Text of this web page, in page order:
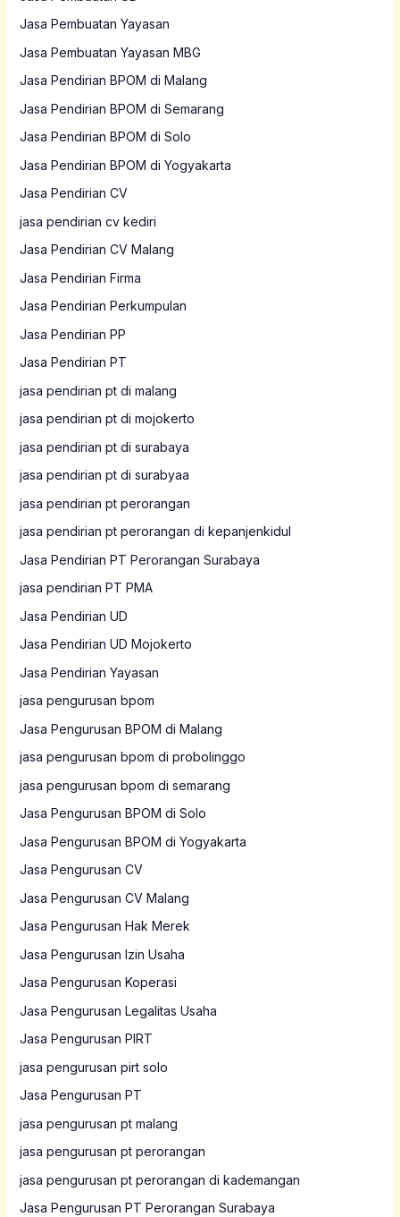
Jasa Pembuatan Yayasan
Jasa Pembuatan Yayasan MBG
Jasa Pendirian BPOM di Malang
Jasa Pendirian BPOM di Semarang
Jasa Pendirian BPOM di Solo
Jasa Pendirian BPOM di Yogyakarta
Jasa Pendirian CV
jasa pendirian cv kediri
Jasa Pendirian CV Malang
Jasa Pendirian Firma
Jasa Pendirian Perkumpulan
Jasa Pendirian PP
Jasa Pendirian PT
jasa pendirian pt di malang
jasa pendirian pt di mojokerto
jasa pendirian pt di surabaya
jasa pendirian pt di surabyaa
jasa pendirian pt perorangan
jasa pendirian pt perorangan di kepanjenkidul
Jasa Pendirian PT Perorangan Surabaya
jasa pendirian PT PMA
Jasa Pendirian UD
Jasa Pendirian UD Mojokerto
Jasa Pendirian Yayasan
jasa pengurusan bpom
Jasa Pengurusan BPOM di Malang
jasa pengurusan bpom di probolinggo
jasa pengurusan bpom di semarang
Jasa Pengurusan BPOM di Solo
Jasa Pengurusan BPOM di Yogyakarta
Jasa Pengurusan CV
Jasa Pengurusan CV Malang
Jasa Pengurusan Hak Merek
Jasa Pengurusan Izin Usaha
Jasa Pengurusan Koperasi
Jasa Pengurusan Legalitas Usaha
Jasa Pengurusan PIRT
jasa pengurusan pirt solo
Jasa Pengurusan PT
jasa pengurusan pt malang
jasa pengurusan pt perorangan
jasa pengurusan pt perorangan di kademangan
Jasa Pengurusan PT Perorangan Surabaya